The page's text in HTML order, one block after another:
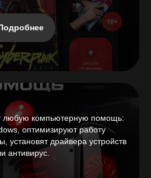
любую компьютерную помощь:
оптимизируют работу
установят драйвера устройств
антивирус.